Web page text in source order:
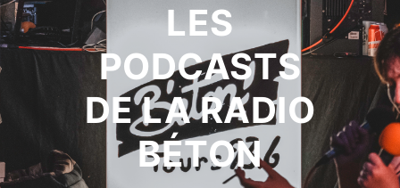
LES
PODCASTS
DE LA RADIO
BÉTON